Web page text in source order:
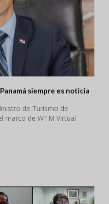
siempre es noticia
de Turismo de
marco de WTM Virtual